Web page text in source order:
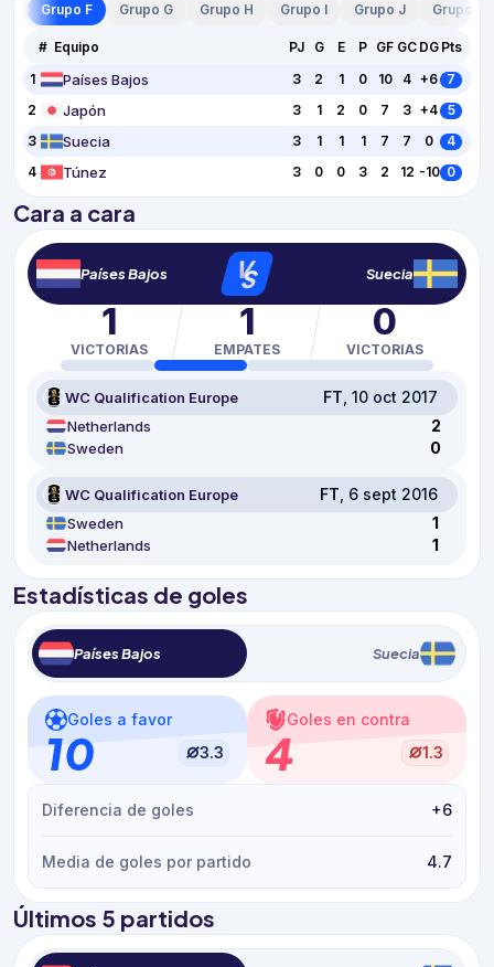
Grupo F Grupo G Grupo H Grupo I Grupo J Grupo K
# Equipo PJ G E P GF GC DG Pts
1
Países Bajos 3 2 1 0 10 4 +6 7
2
Japón 3 1 2 0 7 3 +4 5
3
Suecia 3 1 1 1 7 7 0
4
4
Túnez 3 0 0 3 2 12 -10 0
Cara a cara
Países Bajos V
S Suecia
1
VICTORIAS
1
EMPATES
0
VICTORIAS
WC Qualification Europe FT , 10 oct 2017
Netherlands 2
Sweden 0
WC Qualification Europe FT , 6 sept 2016
Sweden 1
Netherlands 1
Estadísticas de goles
Países Bajos Suecia
Goles a favor
10 3.3
Goles en contra
4 1.3
Diferencia de goles +6
Media de goles por partido 4.7
Últimos 5 partidos